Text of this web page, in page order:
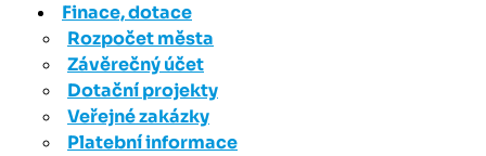
Finace, dotace
Rozpočet města
Závěrečný účet
Dotační projekty
Veřejné zakázky
Platební informace